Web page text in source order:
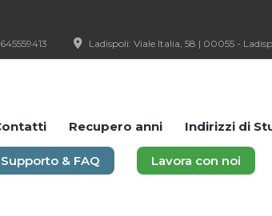
Ladispoli: Viale Italia, 58 | 00055 -
Recupero anni Indirizzi di
Supporto & FAQ Lavora con noi